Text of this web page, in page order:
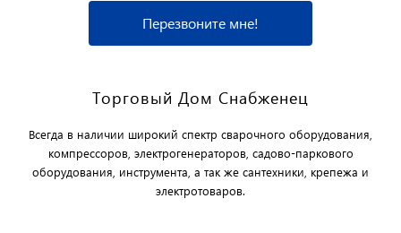
Перезвоните мне!
Торговый Дом Снабженец
Всегда в наличии широкий спектр сварочного оборудования,
компрессоров, электрогенераторов, садово-паркового
оборудования, инструмента, а так же сантехники, крепежа и
электротоваров.